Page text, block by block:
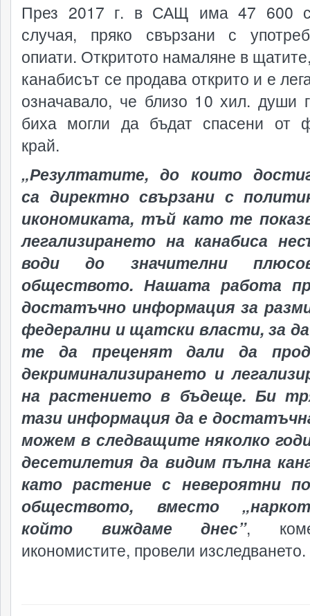
През 2017 г. в САЩ има 47 600
случая, пряко свързани с
опиати. Откритото намаляне в
канабисът се продава открито и е
означавало, че близо 10 хил. души
биха могли да бъдат спасени от
край.
„Резултатите, до които
са директно свързани с
икономиката, тъй като те
легализирането на канабиса
води до значителни
обществото. Нашата работа
достатъчно информация за
федерални и щатски власти, за
те да преценят дали да
декриминализирането и
на растението в бъдеще. Би
тази информация да е
можем в следващите няколко
десетилетия да видим пълна
като растение с невероятни
обществото, вместо
който виждаме днес”,
икономистите, провели изследването.